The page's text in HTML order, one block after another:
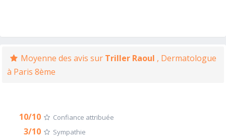
Moyenne des avis sur Triller Raoul , Dermatologue
à Paris 8ème
10/10 Confiance attribuée
3/10 Sympathie